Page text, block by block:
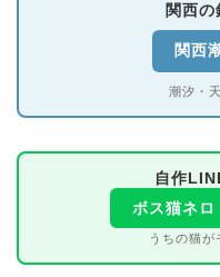
関西
関西
潮汐・
自作
ボス猫ネロ
うちの猫が